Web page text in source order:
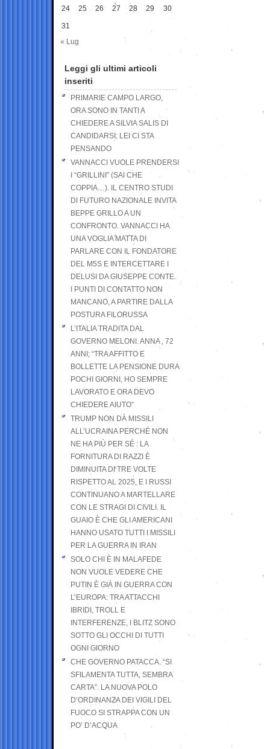
24 25 26 27 28 29 30
31
« Lug
Leggi gli ultimi articoli
inseriti
PRIMARIE CAMPO LARGO,
ORA SONO IN TANTI A
CHIEDERE A SILVIA SALIS DI
CANDIDARSI: LEI CI STA
PENSANDO
VANNACCI VUOLE PRENDERSI
I “GRILLINI” (SAI CHE
COPPIA…). IL CENTRO STUDI
DI FUTURO NAZIONALE INVITA
BEPPE GRILLO A UN
CONFRONTO. VANNACCI HA
UNA VOGLIA MATTA DI
PARLARE CON IL FONDATORE
DEL M5S E INTERCETTARE I
DELUSI DA GIUSEPPE CONTE.
I PUNTI DI CONTATTO NON
MANCANO, A PARTIRE DALLA
POSTURA FILORUSSA
L’ITALIA TRADITA DAL
GOVERNO MELONI. ANNA , 72
ANNI; “TRA AFFITTO E
BOLLETTE LA PENSIONE DURA
POCHI GIORNI, HO SEMPRE
LAVORATO E ORA DEVO
CHIEDERE AIUTO”
TRUMP NON DÀ MISSILI
ALL’UCRAINA PERCHÉ NON
NE HA PIÙ PER SÉ : LA
FORNITURA DI RAZZI È
DIMINUITA DI TRE VOLTE
RISPETTO AL 2025, E I RUSSI
CONTINUANO A MARTELLARE
CON LE STRAGI DI CIVILI. IL
GUAIO È CHE GLI AMERICANI
HANNO USATO TUTTI I MISSILI
PER LA GUERRA IN IRAN
SOLO CHI È IN MALAFEDE
NON VUOLE VEDERE CHE
PUTIN È GIÀ IN GUERRA CON
L’EUROPA: TRA ATTACCHI
IBRIDI, TROLL E
INTERFERENZE, I BLITZ SONO
SOTTO GLI OCCHI DI TUTTI
OGNI GIORNO
CHE GOVERNO PATACCA. “SI
SFILAMENTA TUTTA, SEMBRA
CARTA”. LA NUOVA POLO
D’ORDINANZA DEI VIGILI DEL
FUOCO SI STRAPPA CON UN
PO’ D’ACQUA